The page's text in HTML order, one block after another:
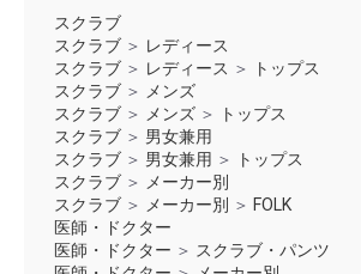
スクラブ
スクラブ ＞ レディース
スクラブ ＞ レディース ＞
トップス
スクラブ ＞
メンズ
スクラブ ＞ メンズ ＞
トップス
スクラブ ＞ 男女兼用
スクラブ ＞ 男女兼用 ＞
トップス
スクラブ ＞
メーカー別
スクラブ ＞ メーカー別 ＞ FOLK
医師・ドクター
医師・ドクター ＞ スクラブ・パンツ